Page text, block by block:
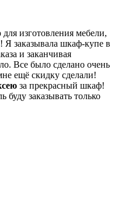
изготовления мебели,
заказывала шкаф-купе в
и заканчивая
Все было сделано очень
ещё скидку сделали!
за прекрасный шкаф!
буду заказывать только